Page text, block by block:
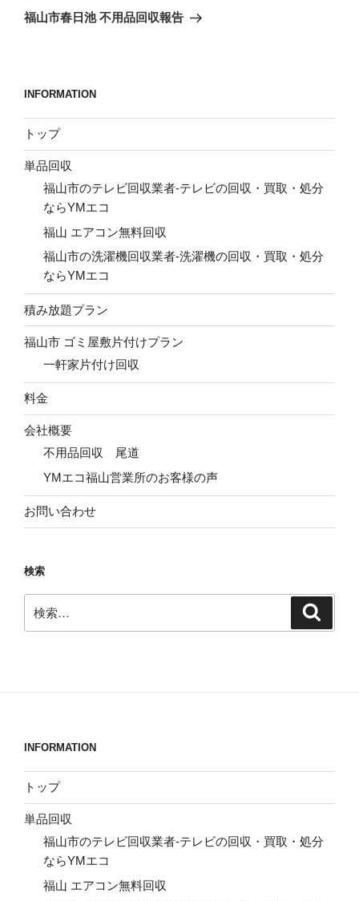
ゲ
ン
の
福山市春日池 不用品回収報告
INFORMATION
トップ
単品回収
福山市のテレビ回収業者-テレビの回収・買取・処分
ならYMエコ
福山 エアコン無料回収
福山市の洗濯機回収業者-洗濯機の回収・買取・処分
ならYMエコ
積み放題プラン
福山市 ゴミ屋敷片付けプラン
一軒家片付け回収
料金
会社概要
不用品回収 尾道
YMエコ福山営業所のお客様の声
お問い合わせ
検索
索:
INFORMATION
トップ
単品回収
福山市のテレビ回収業者-テレビの回収・買取・処分
ならYMエコ
福山 エアコン無料回収